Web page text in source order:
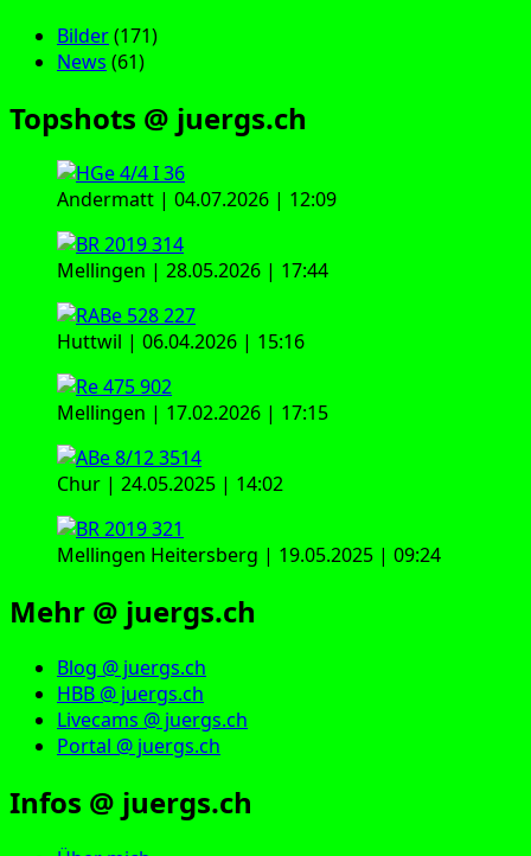
Bilder(171)
News (61)
Topshots @ juergs.ch
Andermatt | 04.07.2026 | 12:09
Mellingen | 28.05.2026 | 17:44
Huttwil | 06.04.2026 | 15:16
Mellingen | 17.02.2026 | 17:15
Chur | 24.05.2025 | 14:02
Mellingen Heitersberg | 19.05.2025 | 09:24
Mehr @ juergs.ch
Blog @ juergs.ch
HBB @ juergs.ch
Livecams @ juergs.ch
Portal @ juergs.ch
Infos @ juergs.ch